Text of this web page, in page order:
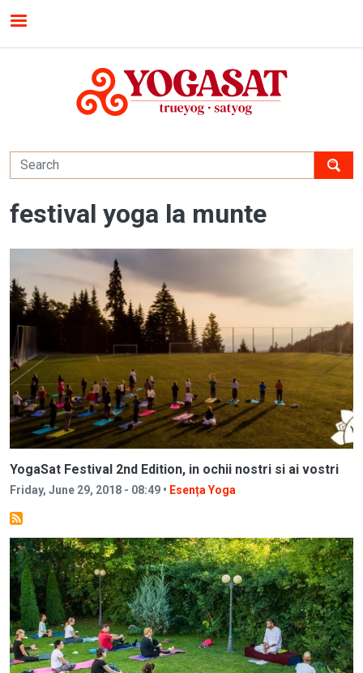
festival yoga la munte
YogaSat Festival 2nd Edition, in ochii nostri si ai vostri
Friday, June 29, 2018 - 08:49 • Esența Yoga
Image